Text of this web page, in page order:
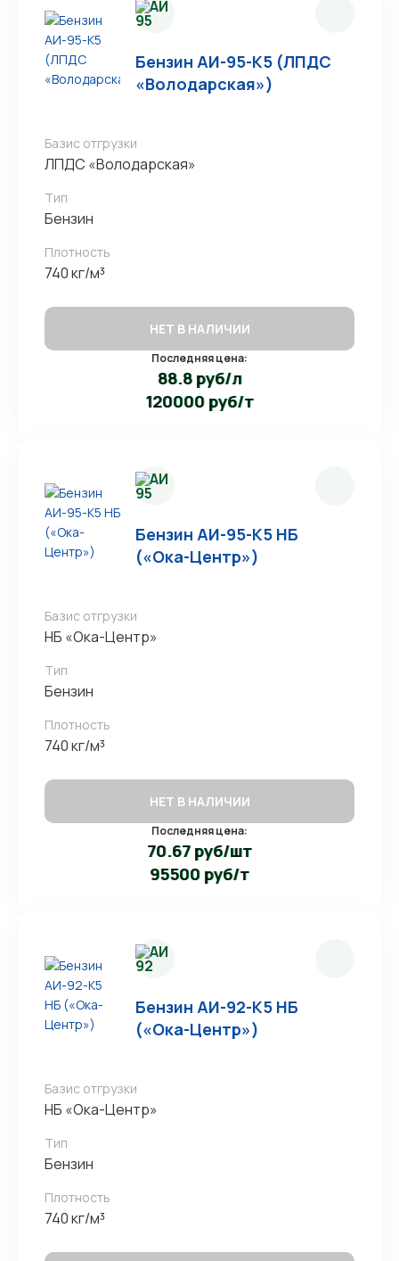
Бензин АИ-95-К5 (ЛПДС
«Володарская»)
Базис отгрузки
ЛПДС «Володарская»
Тип
Бензин
Плотность
740 кг/м³
НЕТ В НАЛИЧИИ
Последняя цена:
88.8 руб/л
120000 руб/т
Бензин АИ-95-К5 НБ
(«Ока-Центр»)
Базис отгрузки
НБ «Ока-Центр»
Тип
Бензин
Плотность
740 кг/м³
НЕТ В НАЛИЧИИ
Последняя цена:
70.67 руб/шт
95500 руб/т
Бензин АИ-92-К5 НБ
(«Ока-Центр»)
Базис отгрузки
НБ «Ока-Центр»
Тип
Бензин
Плотность
740 кг/м³